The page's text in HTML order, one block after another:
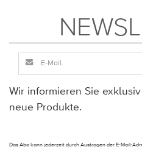
Wir informieren Sie
neue Produkte.
Das Abo kann jederzeit durch Austragen der E-Mail-